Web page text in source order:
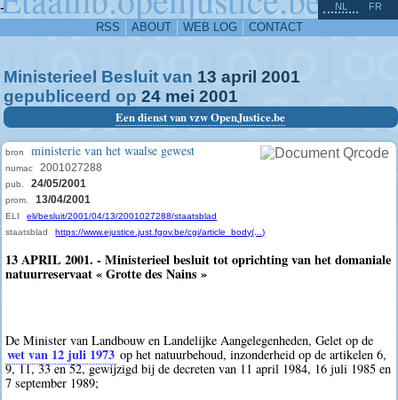
-
RSS ABOUT WEB LOG CONTACT
NL FR
Ministerieel Besluit van 13 april 2001
gepubliceerd op 24 mei 2001
Een dienst van vzw OpenJustice.be
bron ministerie van het waalse gewest
numac 2001027288
pub. 24/05/2001
prom. 13/04/2001
ELI
eli/besluit/2001/04/13/2001027288/staatsblad
staatsblad
https://www.ejustice.just.fgov.be/cgi/article_body(...)
13 APRIL 2001. - Ministerieel besluit tot oprichting van het domaniale
natuurreservaat « Grotte des Nains »
De Minister van Landbouw en Landelijke Aangelegenheden, Gelet op de
wet van 12 juli 1973 op het natuurbehoud, inzonderheid op de artikelen 6,
9, 11, 33 en 52, gewijzigd bij de decreten van 11 april 1984, 16 juli 1985 en
7 september 1989;
^